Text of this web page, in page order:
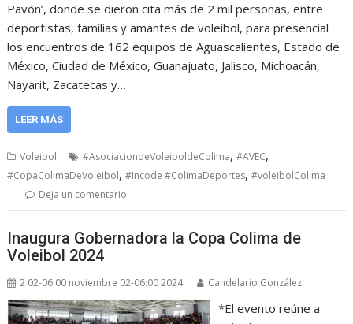
Pavón’, donde se dieron cita más de 2 mil personas, entre
deportistas, familias y amantes de voleibol, para presencial
los encuentros de 162 equipos de Aguascalientes, Estado de
México, Ciudad de México, Guanajuato, Jalisco, Michoacán,
Nayarit, Zacatecas y…
LEER MÁS
Voleibol #AsociaciondeVoleiboldeColima,#AVEC,
#CopaColimaDeVoleibol,#Incode #ColimaDeportes,#voleibolColima
Deja un comentario
Inaugura Gobernadora la Copa Colima de
Voleibol 2024
2 02-06:00 noviembre 02-06:00 2024 Candelario González
*El evento reúne a